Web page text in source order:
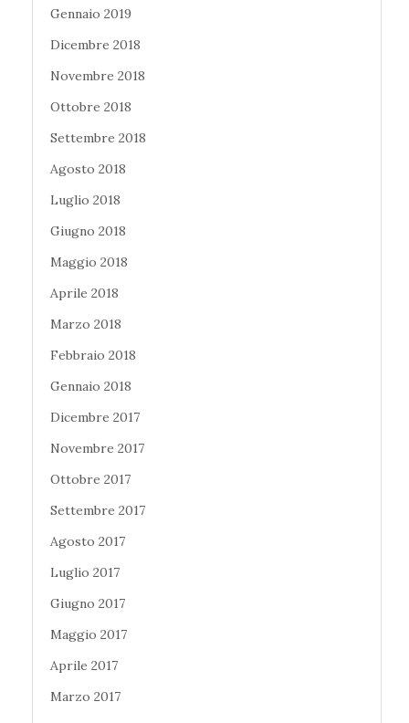
Gennaio 2019
Dicembre 2018
Novembre 2018
Ottobre 2018
Settembre 2018
Agosto 2018
Luglio 2018
Giugno 2018
Maggio 2018
Aprile 2018
Marzo 2018
Febbraio 2018
Gennaio 2018
Dicembre 2017
Novembre 2017
Ottobre 2017
Settembre 2017
Agosto 2017
Luglio 2017
Giugno 2017
Maggio 2017
Aprile 2017
Marzo 2017